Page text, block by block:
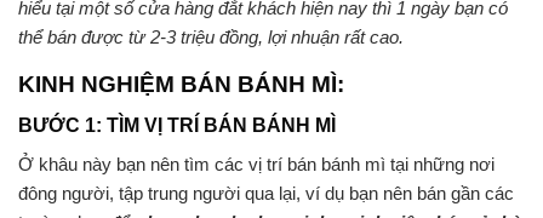
hiểu tại một số cửa hàng đắt khách hiện nay thì 1 ngày bạn có
thể bán được từ 2-3 triệu đồng, lợi nhuận rất cao.
KINH NGHIỆM BÁN BÁNH MÌ:
BƯỚC 1: TÌM VỊ TRÍ BÁN BÁNH MÌ
Ở khâu này bạn nên tìm các vị trí bán bánh mì tại những nơi
đông người, tập trung người qua lại, ví dụ bạn nên bán gần các